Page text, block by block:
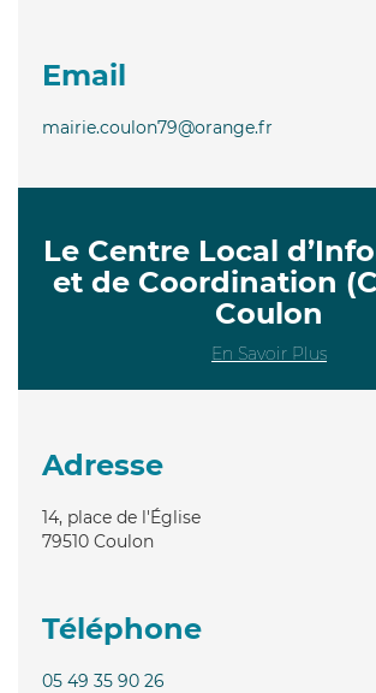
Email
mairie.coulon79@orange.fr
Le Centre Local
et de Coordination
Coulon
En Savoir Plus
Adresse
14, place de l'Église
79510 Coulon
Téléphone
05 49 35 90 26